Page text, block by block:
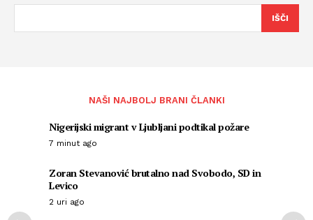
IŠČI
NAŠI NAJBOLJ BRANI ČLANKI
Nigerijski migrant v Ljubljani podtikal požare
7 minut ago
Zoran Stevanović brutalno nad Svobodo, SD in
Levico
2 uri ago